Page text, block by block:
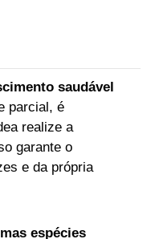
saudável
parcial, é
realize a
garante o
e da própria
espécies